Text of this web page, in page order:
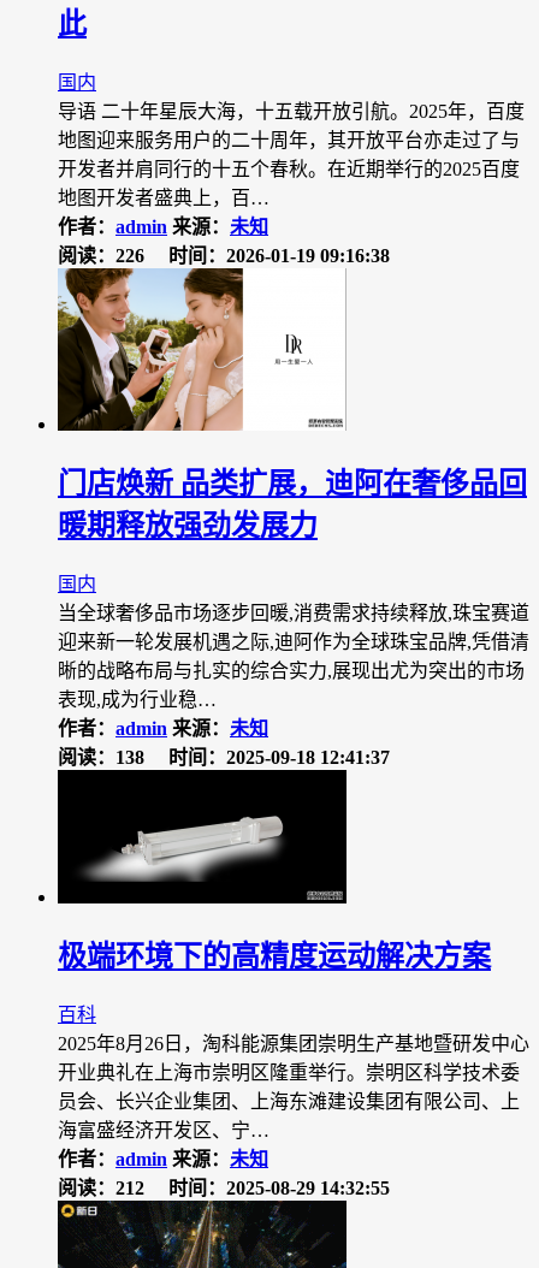
此
国内
导语 二十年星辰大海，十五载开放引航。2025年，百度
地图迎来服务用户的二十周年，其开放平台亦走过了与
开发者并肩同行的十五个春秋。在近期举行的2025百度
地图开发者盛典上，百…
作者： admin 来源： 未知
阅读：226
时间：2026-01-19 09:16:38
门店焕新 品类扩展，迪阿在奢侈品回
暖期释放强劲发展力
国内
当全球奢侈品市场逐步回暖,消费需求持续释放,珠宝赛道
迎来新一轮发展机遇之际,迪阿作为全球珠宝品牌,凭借清
晰的战略布局与扎实的综合实力,展现出尤为突出的市场
表现,成为行业稳…
作者： admin 来源： 未知
阅读：138
时间：2025-09-18 12:41:37
极端环境下的高精度运动解决方案
百科
2025年8月26日，淘科能源集团崇明生产基地暨研发中心
开业典礼在上海市崇明区隆重举行。崇明区科学技术委
员会、长兴企业集团、上海东滩建设集团有限公司、上
海富盛经济开发区、宁…
作者： admin 来源： 未知
阅读：212
时间：2025-08-29 14:32:55